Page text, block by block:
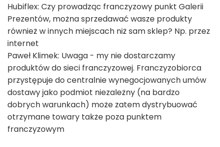
Hubiflex: Czy prowadząc franczyzowy punkt Galerii
Prezentów, można sprzedawać wasze produkty
również w innych miejscach niż sam sklep? Np. przez
internet
Paweł Klimek: Uwaga - my nie dostarczamy
produktów do sieci franczyzowej. Franczyzobiorca
przystępuje do centralnie wynegocjowanych umów
dostawy jako podmiot niezależny (na bardzo
dobrych warunkach) może zatem dystrybuować
otrzymane towary także poza punktem
franczyzowym